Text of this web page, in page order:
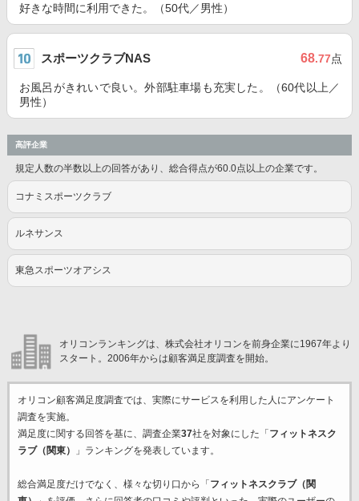
好きな時間に利用できた。（50代／男性）
スポーツクラブNAS 68.77点
お風呂がきれいで良い。外部駐車場も充実した。（60代以上／
男性）
高評企業
規定人数の半数以上の回答があり、総合得点が60.0点以上の企業です。
コナミスポーツクラブ
ルネサンス
東急スポーツオアシス
オリコンランキングは、株式会社オリコンを前身企業に1967年より
スタート。2006年からは顧客満足度調査を開始。
オリコン顧客満足度調査では、実際にサービスを利用した 人にアンケート
調査を実施。
満足度に関する回答を基に、調査企業37社を対象にした「 フィットネスク
ラブ（関東）
」ランキングを発表しています。
総合満足度だけでなく、様々な切り口から「 フィットネスクラブ（関